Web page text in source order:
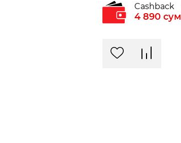
Cashback
4 890 сум